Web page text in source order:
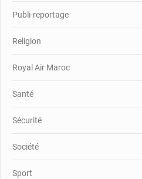
Publi-reportage
Religion
Royal Air Maroc
Santé
Sécurité
Société
Sport